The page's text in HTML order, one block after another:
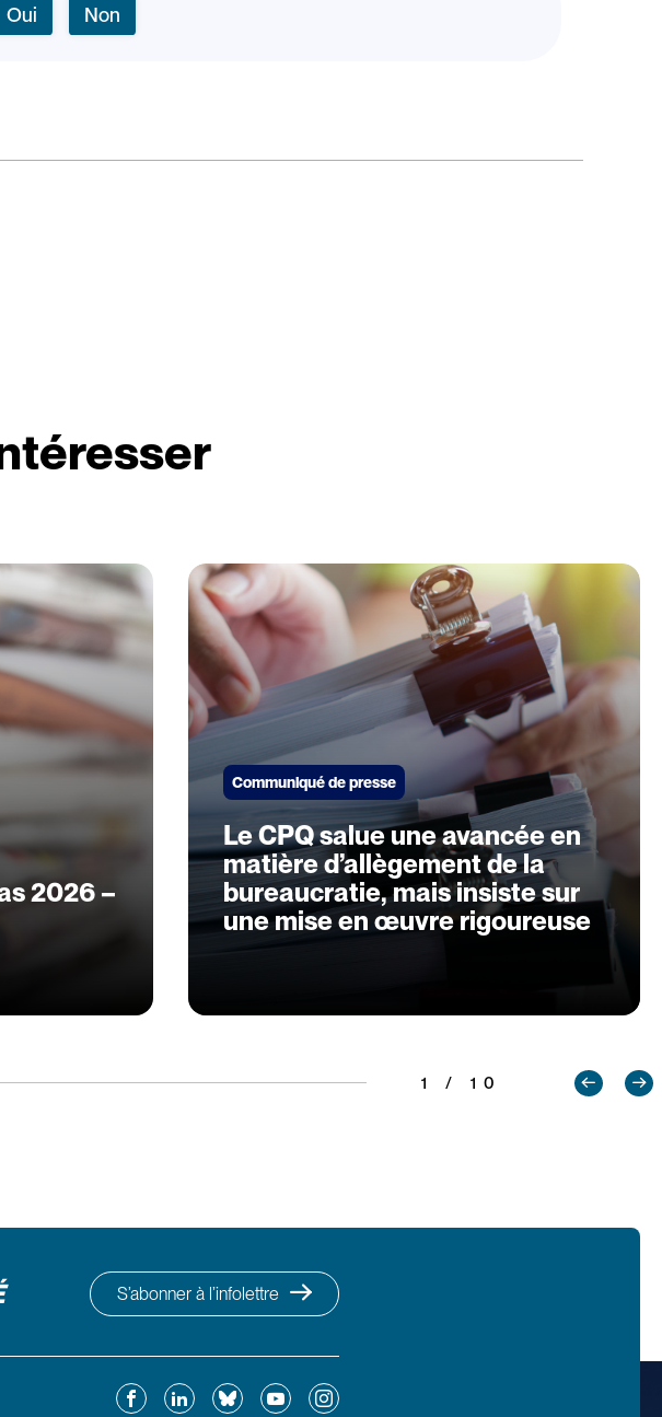
Oui Non
2026 –
Communiqué de presse
Le CPQ salue une avancée en
matière d’allègement de la
bureaucratie, mais insiste sur
une mise en œuvre rigoureuse
1 / 10
S’abonner à l’infolettre
FacebookLinkedInBlueskyYouTubeInstagram